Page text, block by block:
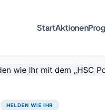
StartAktionen
HELDEN WIE IHR